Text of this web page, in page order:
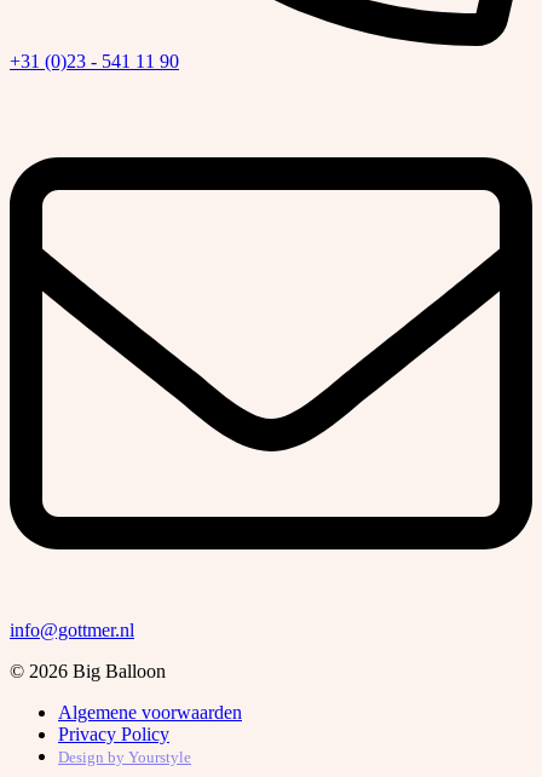
+31 (0)23 - 541 11 90
info@gottmer.nl
© 2026 Big Balloon
Algemene voorwaarden
Privacy Policy
Design by Yourstyle